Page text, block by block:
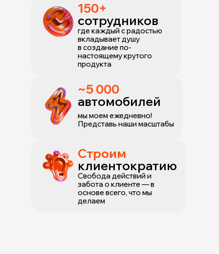
150+
сотрудников
где каждый с радостью
вкладывает душу
в создание по-
настоящему крутого
продукта
~5 000
автомобилей
мы моем ежедневно!
Представь наши масштабы
Строим
клиентократию
Свобода действий и
забота о клиенте — в
основе всего, что мы
делаем